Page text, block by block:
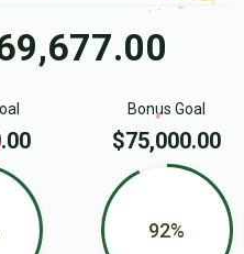
Bonus Goal
$75,000.00
92%